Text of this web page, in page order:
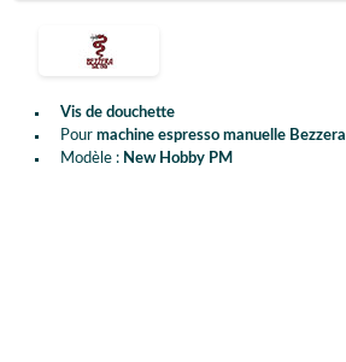
Vis de douchette
Pour machine espresso manuelle Bezzera
Modèle : New Hobby PM